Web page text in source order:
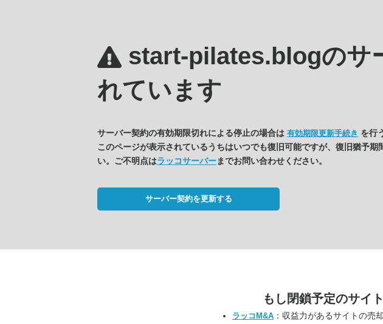
start-pilates.blogのサ
れています
サーバー契約の有効期限切れによる停止の場合は 有効期限更新手続き を行
このページが表示されているうちはいつでも復旧可能ですが、復旧猶予
い。ご不明点はラッコサーバーまでお問い合わせください。
サーバー契約を更新する
もし閉鎖予定のサイ
ラッコM&A ：収益力があるサイトの売